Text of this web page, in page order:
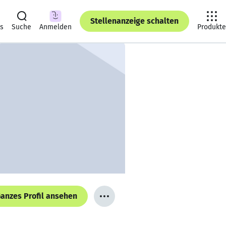
Suche Anmelden
Stellenanzeige schalten
Produkte
Profil ansehen